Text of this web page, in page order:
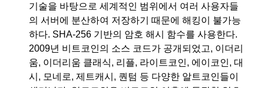
기술을 바탕으로 세계적인 범위에서 여러 사용자들
의 서버에 분산하여 저장하기 때문에 해킹이 불가능
하다. SHA-256 기반의 암호 해시 함수를 사용한다.
2009년 비트코인의 소스 코드가 공개되었고, 이더리
움, 이더리움 클래식, 리플, 라이트코인, 에이코인, 대
시, 모네로, 제트캐시, 퀀텀 등 다양한 알트코인들이